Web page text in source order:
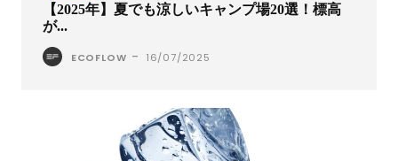
【2025年】夏でも涼しいキャンプ場20選！標高
が...
ECOFLOW - 16/07/2025